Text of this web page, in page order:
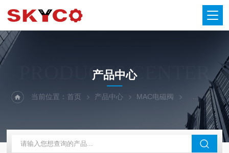
PRODUCTS CENTER
产品中心
当前位置：首页 产品中心 MAC电磁阀 MAC电磁阀